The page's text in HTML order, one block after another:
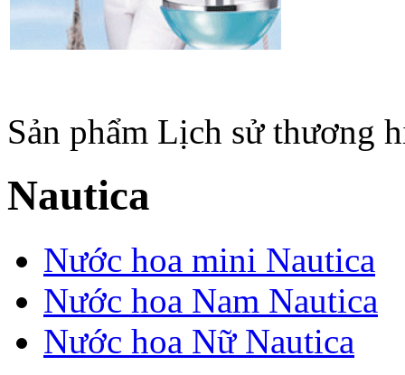
Sản phẩm Lịch sử thương
Nautica
Nước hoa mini Nautica
Nước hoa Nam Nautica
Nước hoa Nữ Nautica